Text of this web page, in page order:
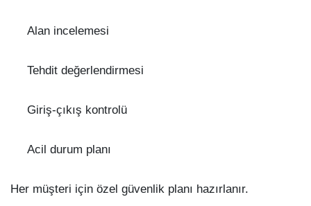
Alan incelemesi
Tehdit değerlendirmesi
Giriş-çıkış kontrolü
Acil durum planı
Her müşteri için özel güvenlik planı hazırlanır.